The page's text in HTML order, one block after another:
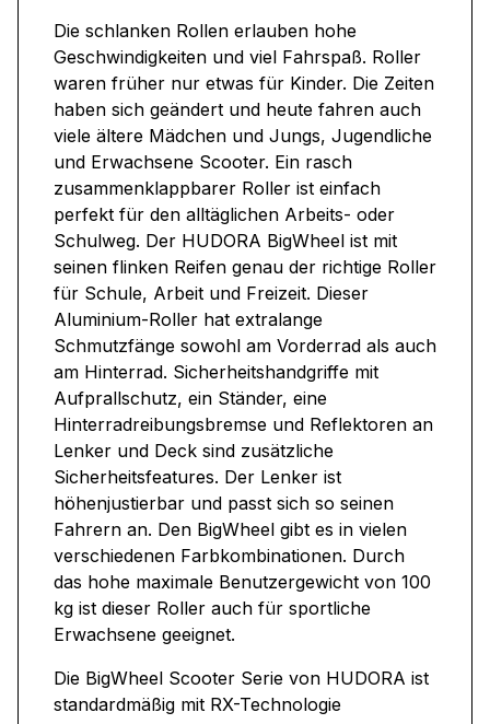
Die schlanken Rollen erlauben hohe
Geschwindigkeiten und viel Fahrspaß. Roller
waren früher nur etwas für Kinder. Die Zeiten
haben sich geändert und heute fahren auch
viele ältere Mädchen und Jungs, Jugendliche
und Erwachsene Scooter. Ein rasch
zusammenklappbarer Roller ist einfach
perfekt für den alltäglichen Arbeits- oder
Schulweg. Der HUDORA BigWheel ist mit
seinen flinken Reifen genau der richtige Roller
für Schule, Arbeit und Freizeit. Dieser
Aluminium-Roller hat extralange
Schmutzfänge sowohl am Vorderrad als auch
am Hinterrad. Sicherheitshandgriffe mit
Aufprallschutz, ein Ständer, eine
Hinterradreibungsbremse und Reflektoren an
Lenker und Deck sind zusätzliche
Sicherheitsfeatures. Der Lenker ist
höhenjustierbar und passt sich so seinen
Fahrern an. Den BigWheel gibt es in vielen
verschiedenen Farbkombinationen. Durch
das hohe maximale Benutzergewicht von 100
kg ist dieser Roller auch für sportliche
Erwachsene geeignet.
Die BigWheel Scooter Serie von HUDORA ist
standardmäßig mit RX-Technologie